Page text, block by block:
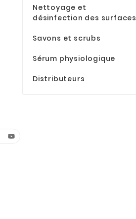
Nettoyage et
désinfection des surfaces
Savons et scrubs
Sérum physiologique
Distributeurs